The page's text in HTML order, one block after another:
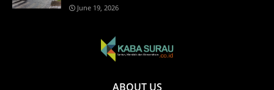
June 19, 2026
ABOUT US